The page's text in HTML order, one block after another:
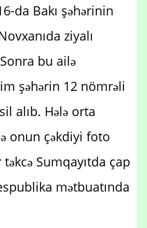
da Bakı şəhərinin
ziyalı
bu ailə
şəhərin 12 nömrəli
alıb. Hələ orta
onun çəkdiyi foto
Sumqayıtda çap
mətbuatında